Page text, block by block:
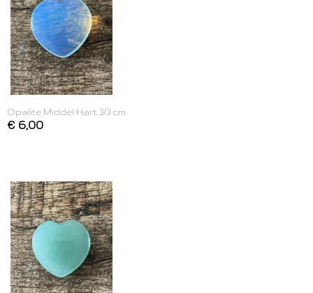
Opalite Middel Hart 3/3 cm
€ 6,00